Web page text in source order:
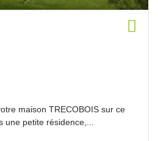
maison TRECOBOIS sur ce
petite résidence,...